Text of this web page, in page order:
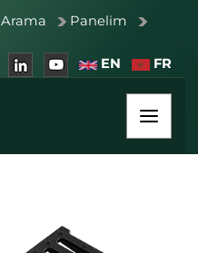
Arama
Panelim
EN
FR